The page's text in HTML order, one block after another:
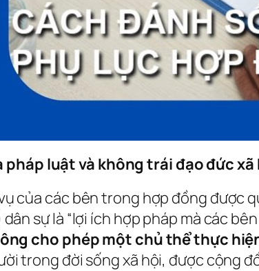
luật và không trái đạo đức xã
của các bên trong hợp đồng được
sự là “lợi ích hợp pháp mà các
cho phép một chủ thể thực
trong đời sống xã hội, được cộng